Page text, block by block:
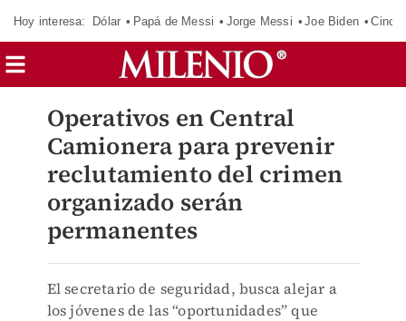
Hoy interesa: Dólar Papá de Messi Jorge Messi Joe Biden
Operativos en Central
Camionera para prevenir
reclutamiento del crimen
organizado serán
permanentes
El secretario de seguridad, busca alejar a
los jóvenes de las “oportunidades” que